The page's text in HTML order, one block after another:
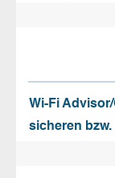
Wi-Fi
sicheren